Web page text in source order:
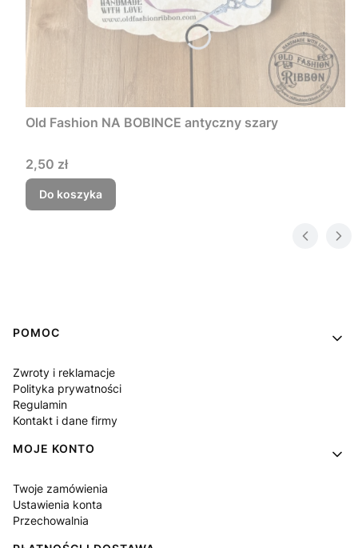
Old Fashion NA BOBINCE antyczny szary
Cena
2,50 zł
Do koszyka
Linki w stopce
POMOC
Zwroty i reklamacje
Polityka prywatności
Regulamin
Kontakt i dane firmy
MOJE KONTO
Twoje zamówienia
Ustawienia konta
Przechowalnia